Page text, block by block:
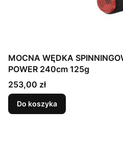
MOCNA WĘDKA
POWER 240cm 125g
Cena
253,00 zł
Do koszyka